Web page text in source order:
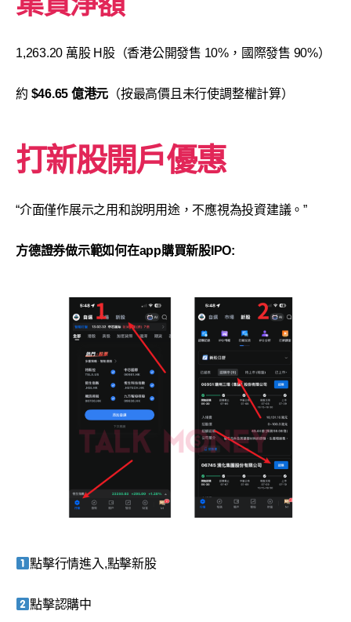
1,263.20 萬股 H股（香港公開發售 10%，國際發售 90%）
約 $46.65 億港元 （按最高價且未行使調整權計算）
打新股開戶優惠
“介面僅作展示之用和說明用途，不應視為投資建議。”
方德證券做示範如何在app購買新股IPO:
點擊行情進入,點擊新股
點擊認購中